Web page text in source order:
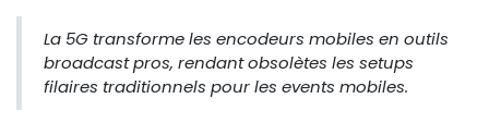
La 5G transforme les encodeurs mobiles en outils
broadcast pros, rendant obsolètes les setups
filaires traditionnels pour les events mobiles.